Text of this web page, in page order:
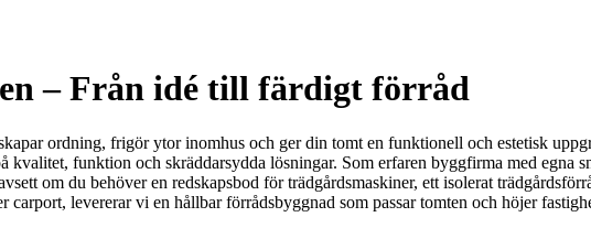
– Från idé till färdigt förråd
ordning, frigör ytor inomhus och ger din tomt en funktionell och estetisk
funktion och skräddarsydda lösningar. Som erfaren byggfirma med egna
om du behöver en redskapsbod för trädgårdsmaskiner, ett isolerat
levererar vi en hållbar förrådsbyggnad som passar tomten och höjer